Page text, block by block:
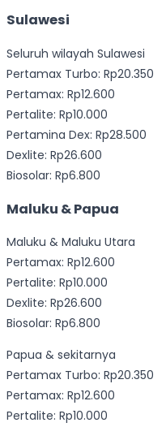
Sulawesi
Seluruh wilayah Sulawesi
Pertamax Turbo: Rp20.350
Pertamax: Rp12.600
Pertalite: Rp10.000
Pertamina Dex: Rp28.500
Dexlite: Rp26.600
Biosolar: Rp6.800
Maluku & Papua
Maluku & Maluku Utara
Pertamax: Rp12.600
Pertalite: Rp10.000
Dexlite: Rp26.600
Biosolar: Rp6.800
Papua & sekitarnya
Pertamax Turbo: Rp20.350
Pertamax: Rp12.600
Pertalite: Rp10.000